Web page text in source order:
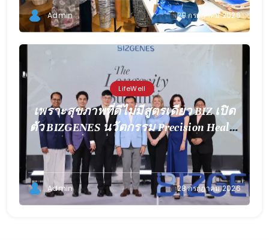
ยกระดับผู้ประกอบการผ้าไทยภาคใต้สู่
ตลาดดิจิทัล
Admin 29 กรกฎาคม 2026
LifeWell
เพราะสุขภาพที่ดีไม่มีสูตรเดียว BIZ เปิด
ตัว BIZGENES นวัตกรรม Precision Health
เพื่อการดูแลเฉพาะบุคคล
Admin 28 กรกฎาคม 2026